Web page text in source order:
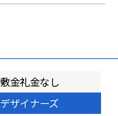
敷金礼金なし
デザイナーズ